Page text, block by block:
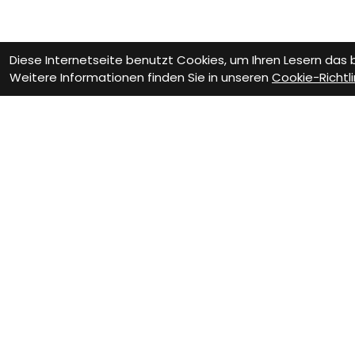
Diese Internetseite benutzt Cookies, um Ihren Lesern
Weitere Informationen finden Sie in unseren Cookie-